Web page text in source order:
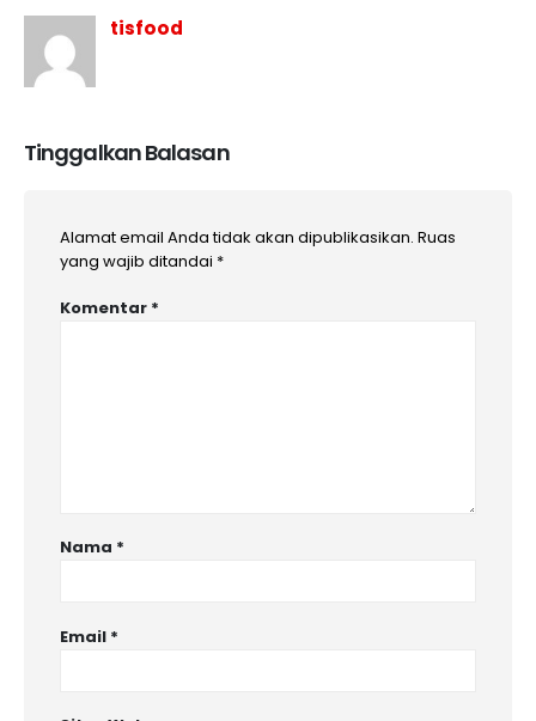
tisfood
Tinggalkan Balasan
Alamat email Anda tidak akan dipublikasikan. Ruas
yang wajib ditandai *
Komentar *
Nama *
Email *